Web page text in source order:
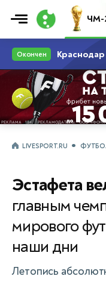
ЧМ-
LIVESPORT.RU
Эстафета
главным
мирового
наши дни
Летопись